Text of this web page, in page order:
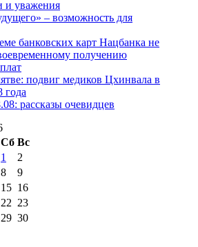
№97 30 июля 2015 г
2015 г
№98 5 июля 2014 г(10)
г
г(14)
№99 4 августа
8 июля 2014 г
(11)
(12)
и уважения
– возможность для
банковских карт Нацбанка не
получению
подвиг медиков Цхинвала в
года
рассказы очевидцев
Сб Вс
1
2
8
9
15 16
22 23
29 30